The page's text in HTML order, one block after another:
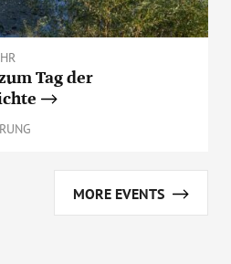
Tag der
MORE EVENTS